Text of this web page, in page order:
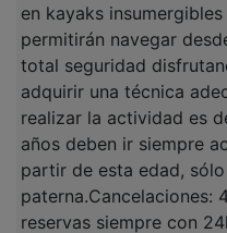
en kayaks
permitirán navegar
total seguridad
adquirir una técnica
realizar la actividad es
años deben ir siempre
partir de esta edad,
paterna.Cancelaciones:
reservas siempre con